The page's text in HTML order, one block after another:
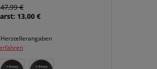
47,99 €
13,00 €
Herstellerangaben